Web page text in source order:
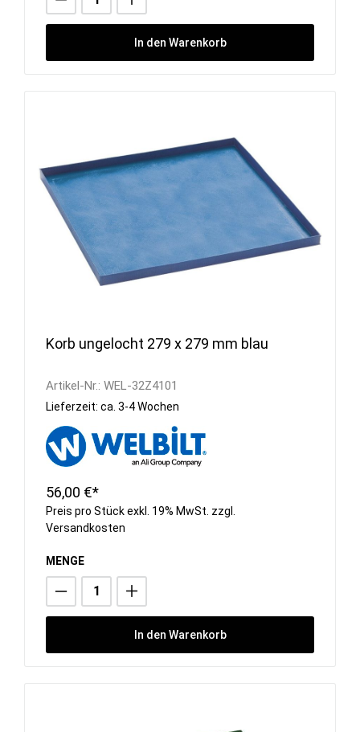
In den Warenkorb
Korb ungelocht 279 x 279 mm blau
Artikel-Nr.: WEL-32Z4101
Lieferzeit: ca. 3-4 Wochen
56,00 €*
Preis pro Stück exkl. 19% MwSt. zzgl.
Versandkosten
MENGE
In den Warenkorb